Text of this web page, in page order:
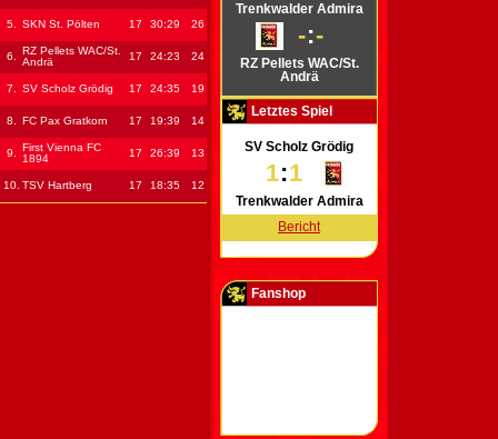
5. SKN St. Pölten 17 30:29 26
6.
RZ Pellets WAC/St.
Andrä
17 24:23 24
7. SV Scholz Grödig 17 24:35 19
8. FC Pax Gratkorn 17 19:39 14
9.
First Vienna FC
1894
17 26:39 13
10. TSV Hartberg 17 18:35 12
Trenkwalder Admira
-:-
RZ Pellets WAC/St.
Andrä
Letztes Spiel
SV Scholz Grödig
1:1
Trenkwalder Admira
Bericht
Fanshop